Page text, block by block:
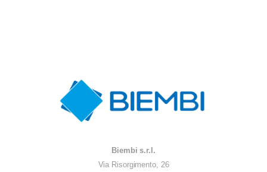
Biembi s.r.l.
Via Risorgimento, 26